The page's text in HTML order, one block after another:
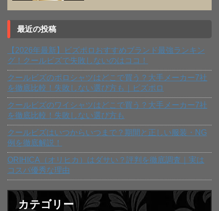
最近の投稿
【2026年最新】ビズポロおすすめブランド最強ランキン
グ！クールビズで失敗しないのはココ！
クールビズのポロシャツはどこで買う？大手メーカー7社
を徹底比較！失敗しない選び方も｜ビズポロ
クールビズのワイシャツはどこで買う？大手メーカー7社
を徹底比較！失敗しない選び方も
クールビズはいつからいつまで？期間と正しい服装・NG
例を徹底解説！
ORIHICA（オリヒカ）はダサい？評判を徹底調査｜実は
コスパ優秀な理由
カテゴリー